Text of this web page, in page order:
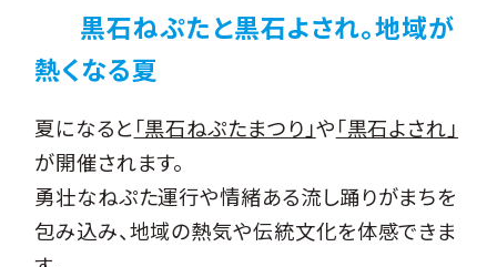
黒石ねぷたと黒石よされ。地域が
熱くなる夏
夏になると 「黒石ねぷたまつり」や 「黒石よされ」
が開催されます。
勇壮なねぷた運行や情緒ある流し踊りがまちを
包み込み、地域の熱気や伝統文化を体感できま